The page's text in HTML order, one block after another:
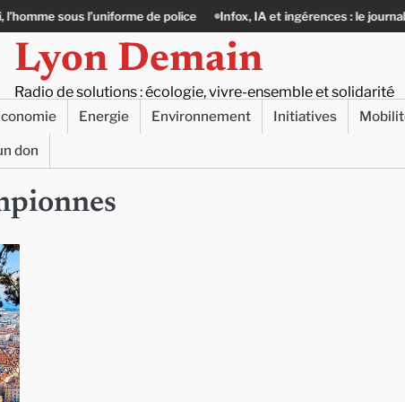
l’uniforme de police Infox, IA et ingérences : le journalisme
Lyon Demain
Radio de solutions : écologie, vivre-ensemble et solidarité
Energie Environnement Initiatives
don